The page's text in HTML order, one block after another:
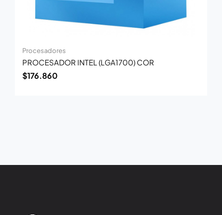
Procesadores
PROCESADOR INTEL (LGA1700) COR
$176.860